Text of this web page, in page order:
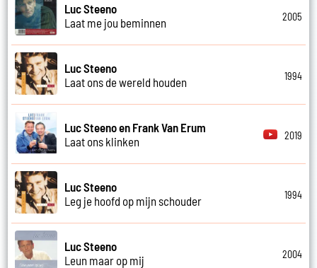
Luc Steeno
Laat me jou beminnen
2005
Luc Steeno
Laat ons de wereld houden
1994
Luc Steeno en Frank Van Erum
Laat ons klinken
2019
Luc Steeno
Leg je hoofd op mijn schouder
1994
Luc Steeno
Leun maar op mij
2004